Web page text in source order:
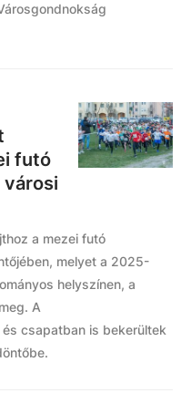
futó
városi
a mezei futó
melyet a 2025-
helyszínen, a
A
csapatban is bekerültek